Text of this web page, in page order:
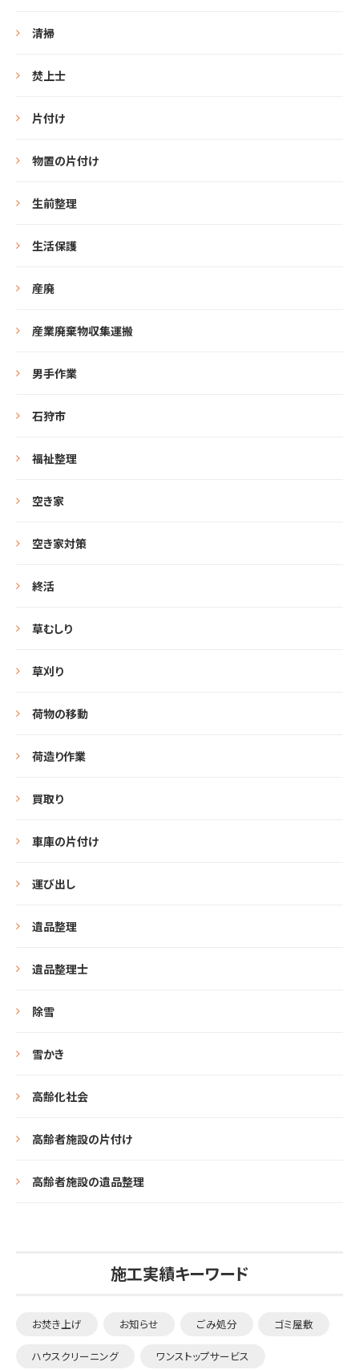
清掃
焚上士
片付け
物置の片付け
生前整理
生活保護
産廃
産業廃棄物収集運搬
男手作業
石狩市
福祉整理
空き家
空き家対策
終活
草むしり
草刈り
荷物の移動
荷造り作業
買取り
車庫の片付け
運び出し
遺品整理
遺品整理士
除雪
雪かき
高齢化社会
高齢者施設の片付け
高齢者施設の遺品整理
施工実績キーワード
お焚き上げ お知らせ ごみ処分 ゴミ屋敷
ハウスクリーニング ワンストップサービス